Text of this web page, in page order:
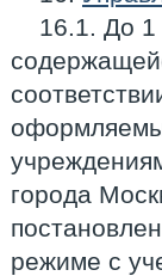
16.1. До 1
города
режиме с